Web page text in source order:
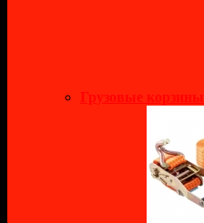
Грузовые корзины